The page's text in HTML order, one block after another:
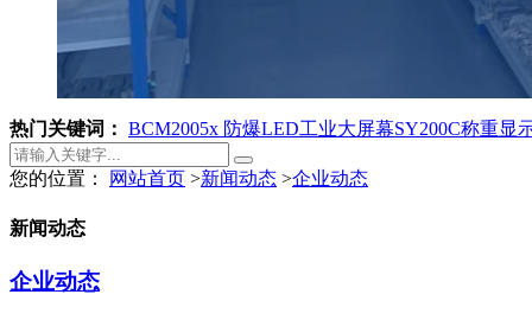
热门关键词： BCM2005x 防爆LED工业大屏幕SY200C称重显
您的位置： 网站首页 >新闻动态 >企业动态
新闻动态
企业动态